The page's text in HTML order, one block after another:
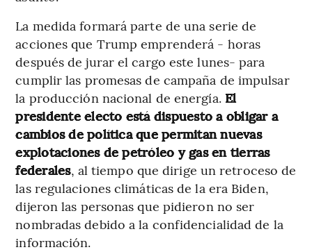
La medida formará parte de una serie de
acciones que Trump emprenderá - horas
después de jurar el cargo este lunes- para
cumplir las promesas de campaña de impulsar
la producción nacional de energía. El
presidente electo está dispuesto a obligar a
cambios de política que permitan nuevas
explotaciones de petróleo y gas en tierras
federales, al tiempo que dirige un retroceso de
las regulaciones climáticas de la era Biden,
dijeron las personas que pidieron no ser
nombradas debido a la confidencialidad de la
información.